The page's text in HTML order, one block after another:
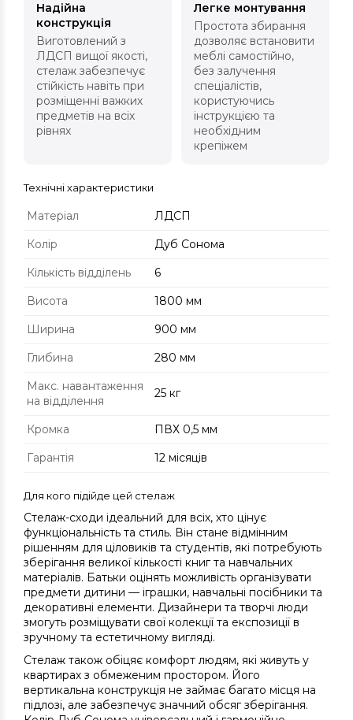
Надійна
конструкція
Виготовлений з
ЛДСП вищої якості,
стелаж забезпечує
стійкість навіть при
розміщенні важких
предметів на всіх
рівнях
Легке монтування
Простота збирання
дозволяє встановити
меблі самостійно,
без залучення
спеціалістів,
користуючись
інструкцією та
необхідним
крепіжем
Технічні характеристики
Матеріал
ЛДСП
Колір
Дуб Сонома
Кількість відділень
6
Висота
1800 мм
Ширина
900 мм
Глибина
280 мм
Макс. навантаження
на відділення
25 кг
Кромка
ПВХ 0,5 мм
Гарантія
12 місяців
Для кого підійде цей стелаж
Стелаж-сходи ідеальний для всіх, хто цінує
функціональність та стиль. Він стане відмінним
рішенням для ціловиків та студентів, які потребують
зберігання великої кількості книг та навчальних
матеріалів. Батьки оцінять можливість організувати
предмети дитини — іграшки, навчальні посібники та
декоративні елементи. Дизайнери та творчі люди
змогуть розміщувати свої колекції та експозиції в
зручному та естетичному вигляді.
Стелаж також обіцяє комфорт людям, які живуть у
квартирах з обмеженим простором. Його
вертикальна конструкція не займає багато місця на
підлозі, але забезпечує значний обсяг зберігання.